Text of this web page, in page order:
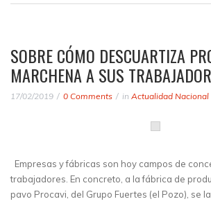
SOBRE CÓMO DESCUARTIZA
MARCHENA A SUS
17/02/2019 0 Comments in Actualidad Nacional
Empresas y fábricas son hoy campos de
trabajadores. En concreto, a la fábrica de
pavo Procavi, del Grupo Fuertes (el Pozo), se la…